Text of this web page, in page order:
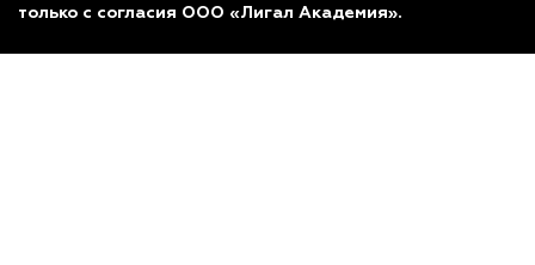
только с согласия ООО «Лигал Академия».